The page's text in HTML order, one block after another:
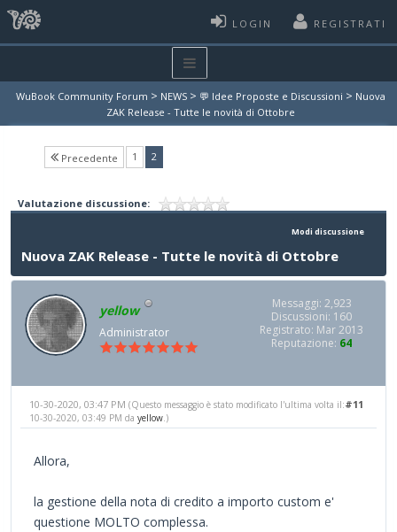
LOGIN REGISTRATI
WuBook Community Forum > NEWS > 💬 Idee Proposte e Discussioni > Nuova
ZAK Release - Tutte le novità di Ottobre
Precedente 1 2(current)
Valutazione discussione:
Modi discussione
Nuova ZAK Release - Tutte le novità di Ottobre
yellow
Administrator
Messaggi: 2,923
Discussioni: 160
Registrato: Mar 2013
Reputazione: 64
#11
10-30-2020, 03:47 PM (Questo messaggio è stato modificato l'ultima volta il:
10-30-2020, 03:49 PM da yellow .)
Allora,
la gestione della nota di credito a importo custom e'
questione MOLTO complessa.